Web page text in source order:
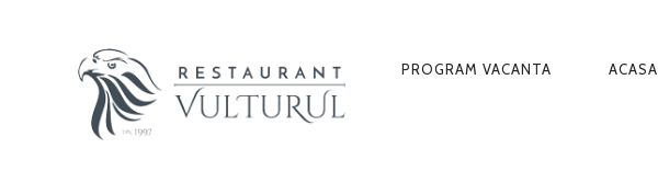
PRIMARY
PROGRAM VACANTA ACASA